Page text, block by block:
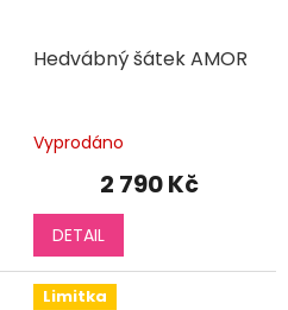
Hedvábný šátek AMOR
Vyprodáno
2 790 Kč
DETAIL
Limitka